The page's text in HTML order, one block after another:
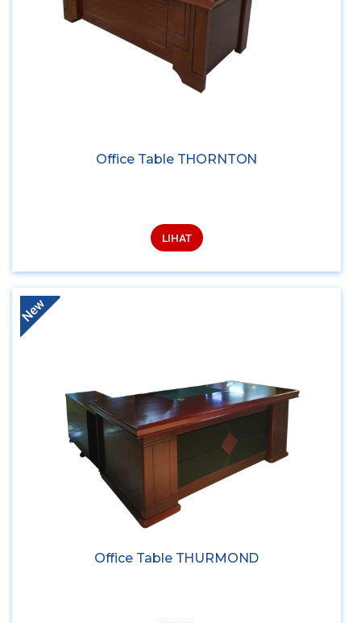
Office Table THORNTON
LIHAT
Office Table THURMOND
New